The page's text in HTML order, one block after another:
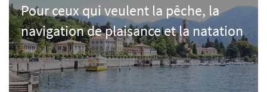
Pour ceux qui veulent la pêche, la
navigation de plaisance et la natation